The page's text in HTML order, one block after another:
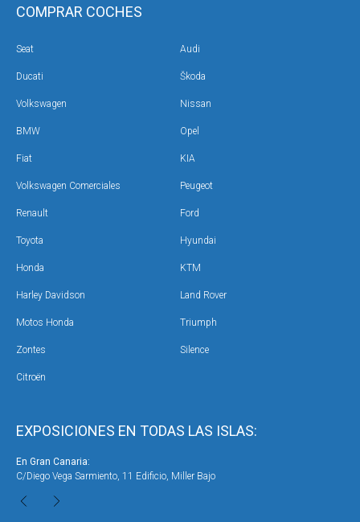
EXPOSICIONES EN TODAS LAS ISLAS:
En Gran Canaria:
C/Diego Vega Sarmiento, 11 Edificio, Miller Bajo
COMPRAR COCHES
Seat Audi
Ducati Škoda
Volkswagen Nissan
BMW Opel
Fiat KIA
Volkswagen Comerciales Peugeot
Renault Ford
Toyota Hyundai
Honda KTM
Harley Davidson Land Rover
Motos Honda Triumph
Zontes Silence
Citroën